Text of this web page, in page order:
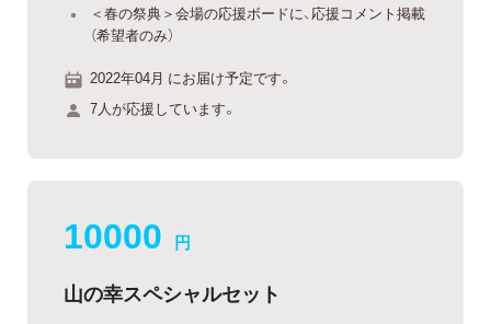
＜春の祭典＞会場の応援ボードに、応援コメント掲載
（希望者のみ）
2022年04月 にお届け予定です。
7人が応援しています。
10000 円
山の幸スペシャルセット